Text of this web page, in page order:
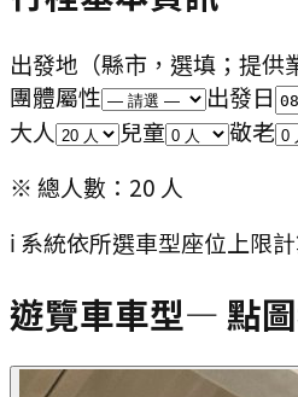
出發地 （縣市，選填；提供
團體屬性
出發日
大人
兒童
敬老
※ 總人數： 20 人
ℹ️ 系統依所選車型座位上限
遊覽車車型— 點